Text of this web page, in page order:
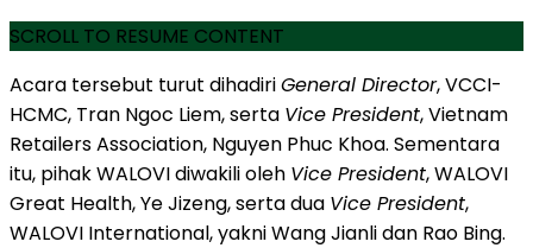
SCROLL TO RESUME CONTENT
Acara tersebut turut dihadiriGeneral Director, VCCI-
HCMC, Tran Ngoc Liem, serta Vice President, Vietnam
Retailers Association, Nguyen Phuc Khoa. Sementara
itu, pihak WALOVI diwakili oleh Vice President, WALOVI
Great Health, Ye Jizeng, serta dua Vice President,
WALOVI International, yakni Wang Jianli dan Rao Bing.